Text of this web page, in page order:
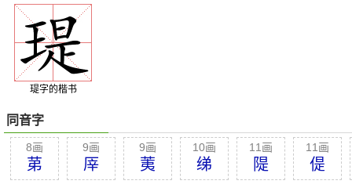
瑅字的楷书
同音字
8画
苐
9画
厗
9画
荑
10画
绨
11画
隄
11画
偍